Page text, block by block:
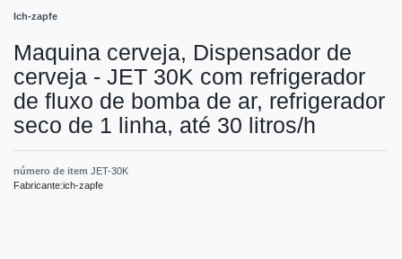
Ich-zapfe
Maquina cerveja, Dispensador de
cerveja - JET 30K com refrigerador
de fluxo de bomba de ar, refrigerador
seco de 1 linha, até 30 litros/h
número de item JET-30K
Fabricante:ich-zapfe